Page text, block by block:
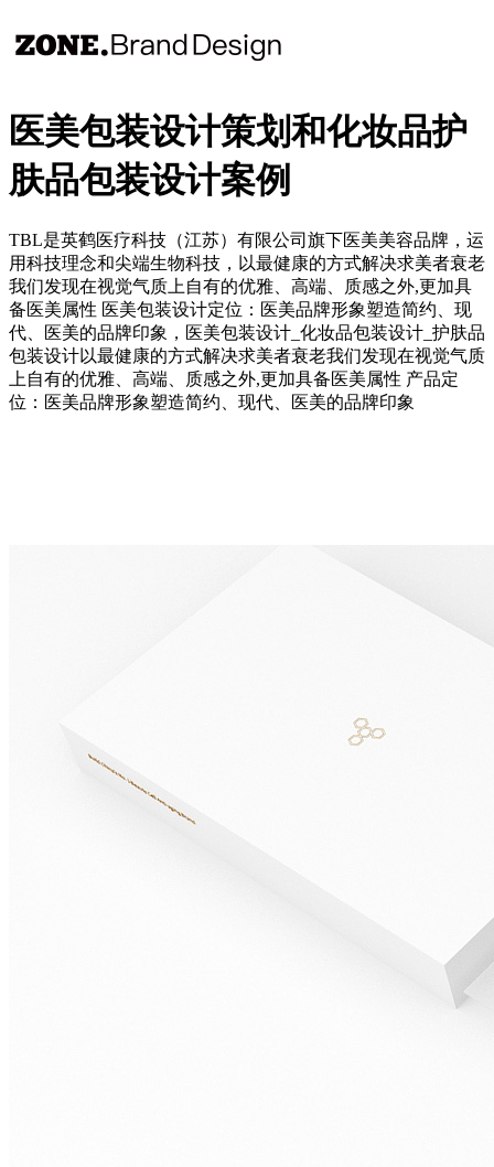
医美包装设计策划和化妆品护
肤品包装设计案例
TBL是英鹤医疗科技（江苏）有限公司旗下医美美容品牌，运
用科技理念和尖端生物科技，以最健康的方式解决求美者衰老
我们发现在视觉气质上自有的优雅、高端、质感之外,更加具
备医美属性 医美包装设计定位：医美品牌形象塑造简约、现
代、医美的品牌印象，医美包装设计_化妆品包装设计_护肤品
包装设计以最健康的方式解决求美者衰老我们发现在视觉气质
上自有的优雅、高端、质感之外,更加具备医美属性 产品定
位：医美品牌形象塑造简约、现代、医美的品牌印象